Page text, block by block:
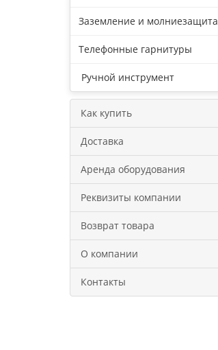
Заземление и молниезащита
Телефонные гарнитуры
Ручной инструмент
Как купить
Доставка
Аренда оборудования
Реквизиты компании
Возврат товара
О компании
Контакты